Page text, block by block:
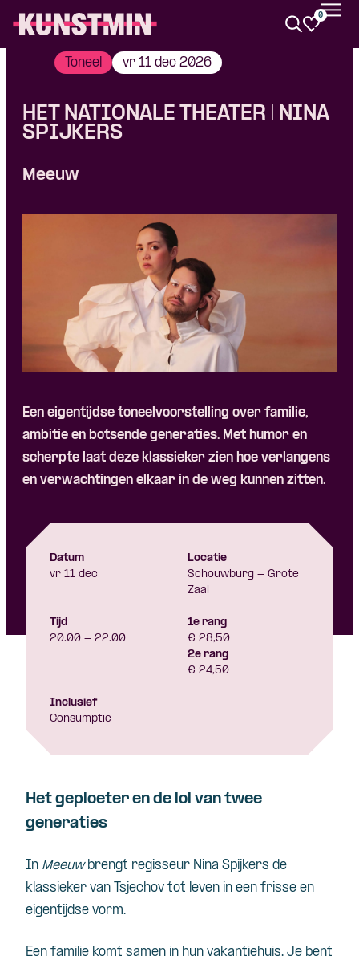
0
Toneel vr 11 dec 2026
HET NATIONALE THEATER | NINA
SPIJKERS
Meeuw
Een eigentijdse toneelvoorstelling over familie,
ambitie en botsende generaties. Met humor en
scherpte laat deze klassieker zien hoe verlangens
en verwachtingen elkaar in de weg kunnen zitten.
Datum
vr 11 dec
Locatie
Schouwburg - Grote
Zaal
Tijd
20.00 - 22.00
1e rang
€ 28,50
2e rang
€ 24,50
Inclusief
Consumptie
Het geploeter en de lol van twee
generaties
In Meeuwbrengt regisseur Nina Spijkers de
klassieker van Tsjechov tot leven in een frisse en
eigentijdse vorm.
Een familie komt samen in hun vakantiehuis. Je bent